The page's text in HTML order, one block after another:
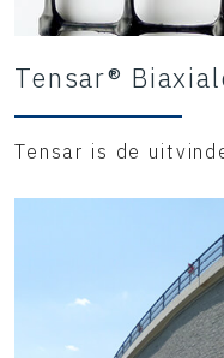
Tensar®
Tensar is de